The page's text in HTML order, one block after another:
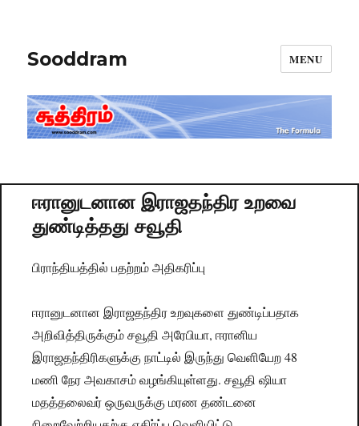
Sooddram MENU
ஈரானுடனான இராஜதந்திர உறவை
துண்டித்தது சவூதி
பிராந்தியத்தில் பதற்றம் அதிகரிப்பு
ஈரானுடனான இராஜதந்திர உறவுகளை துண்டிப்பதாக
அறிவித்திருக்கும் சவூதி அரேபியா, ஈரானிய
இராஜதந்திரிகளுக்கு நாட்டில் இருந்து வெளியேற 48
மணி நேர அவகாசம் வழங்கியுள்ளது. சவூதி ஷியா
மதத்தலைவர் ஒருவருக்கு மரண தண்டனை